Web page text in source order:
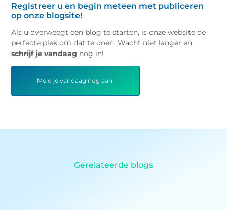
Registreer u en begin meteen met publiceren
op onze blogsite!
Als u overweegt een blog te starten, is onze website de
perfecte plek om dat te doen. Wacht niet langer en
schrijf je vandaag nog in!
Meld je vandaag nog aan!
Gerelateerde blogs